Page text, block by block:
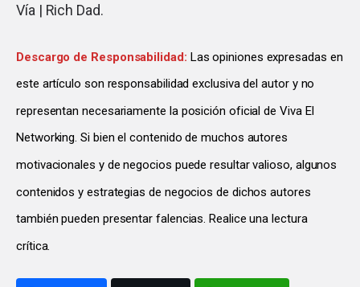
Vía | Rich Dad.
Descargo de Responsabilidad: Las opiniones expresadas en
este artículo son responsabilidad exclusiva del autor y no
representan necesariamente la posición oficial de Viva El
Networking. Si bien el contenido de muchos autores
motivacionales y de negocios puede resultar valioso, algunos
contenidos y estrategias de negocios de dichos autores
también pueden presentar falencias. Realice una lectura
crítica.